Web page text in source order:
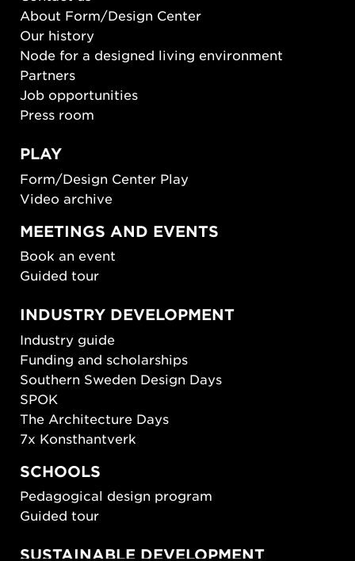
About Form/Design Center
Our history
Node for a designed living environment
Partners
Job opportunities
Press room
PLAY
Form/Design Center Play
Video archive
MEETINGS AND EVENTS
Book an event
Guided tour
INDUSTRY DEVELOPMENT
Industry guide
Funding and scholarships
Southern Sweden Design Days
SPOK
The Architecture Days
7x Konsthantverk
SCHOOLS
Pedagogical design program
Guided tour
SUSTAINABLE DEVELOPMENT